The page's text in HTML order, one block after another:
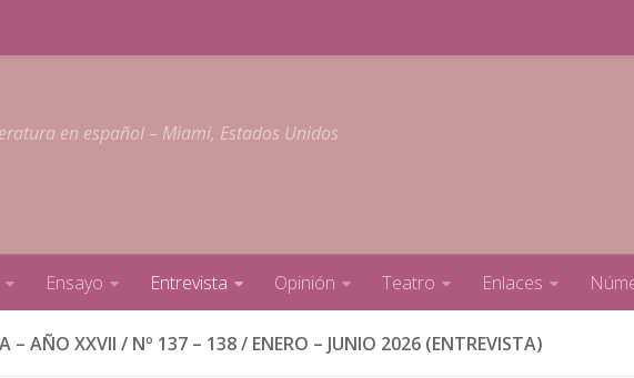
en español – Miami, Estados Unidos
Ensayo Entrevista Opinión Teatro Enlaces
– AÑO XXVII / Nº 137 – 138 / ENERO – JUNIO 2026 (ENTREVISTA)